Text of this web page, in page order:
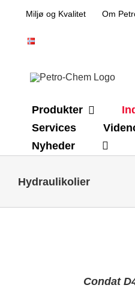
content
Miljø og Kvalitet Om
Produkter
Services
Nyheder
Hydraulikolier
Condat